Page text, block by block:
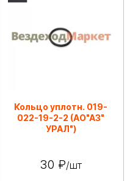
Кольцо уплотн. 019-
022-19-2-2 (АО"АЗ"
УРАЛ")
30 ₽/шт